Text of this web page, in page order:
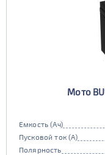
Мото
Емкость (Ач)
Пусковой ток (А)
Полярность